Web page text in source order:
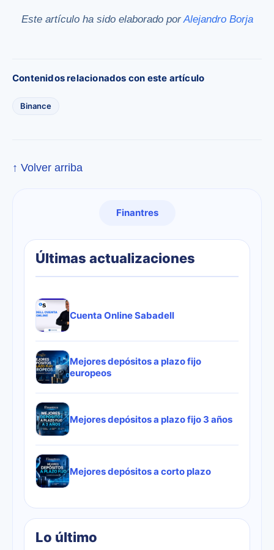
Este artículo ha sido elaborado porAlejandro Borja
Contenidos relacionados con este artículo
Binance
↑ Volver arriba
Finantres
Últimas actualizaciones
Cuenta Online Sabadell
Mejores depósitos a plazo fijo
europeos
Mejores depósitos a plazo fijo 3 años
Mejores depósitos a corto plazo
Lo último